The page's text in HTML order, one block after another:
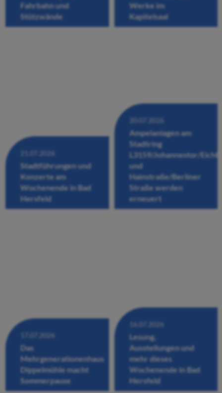
Fahrbahn und
Stützwände
Werke im
Kapitelsaal
21.07.2026
Stadtführungen und
Konzerte am
Wochenende in Bad
Hersfeld
20.07.2026
Ampelanlagen am
Stadtring
L3159/Johannestor/
und
Hainstraße/Berliner
Straße werden
erneuert
17.07.2026
Das
Mehrgenerationenhaus
Dippelmühle macht
Sommerpause
16.07.2026
Lesung,
Ausstellungen und
mehr dieses
Wochenende in Bad
Hersfeld